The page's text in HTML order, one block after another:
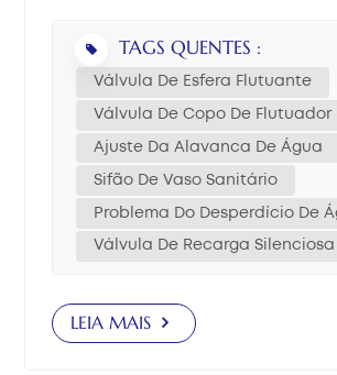
válvula de descargaA água continua a
de transbordamento. A válvula de
funcionar, causando desperdício de
aumentando as contas de água da
da água muito baixo:O reservatório
remoção inadequada de
nova válvula de enchimento, sua altura
mesma da antiga. Tanto o corpo
TAGS QUENTES :
Válvula De Esfera Flutuante
Válvula De Copo De Flutuador
Ajuste Da Alavanca De Água
Sifão De Vaso Sanitário
Problema Do Desperdício De
Válvula De Recarga Silenciosa
LEIA MAIS